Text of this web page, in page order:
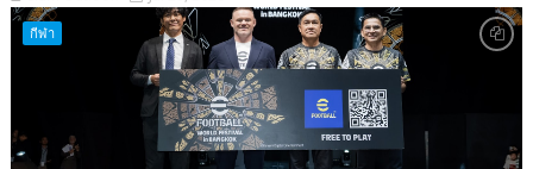
กีฬา